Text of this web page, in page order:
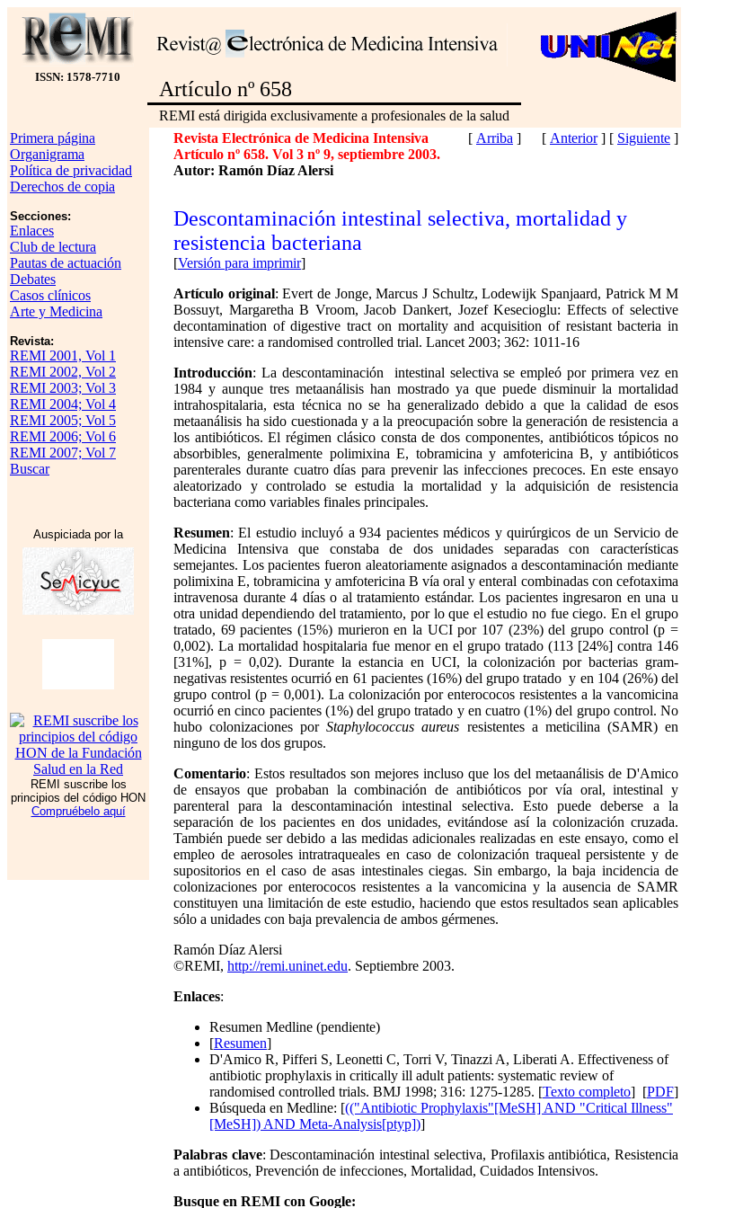
ISSN: 1578-7710
Artículo nº 658
REMI está dirigida exclusivamente a profesionales de la salud
Primera página
Organigrama
Política de privacidad
Derechos de copia
Secciones:
Enlaces
Club de lectura
Pautas de actuación
Debates
Casos clínicos
Arte y Medicina
Revista:
REMI 2001, Vol 1
REMI 2002, Vol 2
REMI 2003; Vol 3
REMI 2004; Vol 4
REMI 2005; Vol 5
REMI 2006; Vol 6
REMI 2007; Vol 7
Buscar
Auspiciada por la
REMI suscribe los
principios del código HON
Compruébelo aquí
Revista Electrónica de Medicina Intensiva
Artículo nº 658. Vol 3 nº 9, septiembre 2003.
Autor: Ramón Díaz Alersi
[ Arriba ] [ Anterior] [ Siguiente ]
Descontaminación intestinal selectiva, mortalidad y
resistencia bacteriana
[Versión para imprimir]
Artículo original: Evert de Jonge, Marcus J Schultz, Lodewijk Spanjaard, Patrick M M
Bossuyt, Margaretha B Vroom, Jacob Dankert, Jozef Kesecioglu: Effects of selective
decontamination of digestive tract on mortality and acquisition of resistant bacteria in
intensive care: a randomised controlled trial. Lancet 2003; 362: 1011-16
Introducción: La descontaminación intestinal selectiva se empleó por primera vez en
1984 y aunque tres metaanálisis han mostrado ya que puede disminuir la mortalidad
intrahospitalaria, esta técnica no se ha generalizado debido a que la calidad de esos
metaanálisis ha sido cuestionada y a la preocupación sobre la generación de resistencia a
los antibióticos. El régimen clásico consta de dos componentes, antibióticos tópicos no
absorbibles, generalmente polimixina E, tobramicina y amfotericina B, y antibióticos
parenterales durante cuatro días para prevenir las infecciones precoces. En este ensayo
aleatorizado y controlado se estudia la mortalidad y la adquisición de resistencia
bacteriana como variables finales principales.
Resumen: El estudio incluyó a 934 pacientes médicos y quirúrgicos de un Servicio de
Medicina Intensiva que constaba de dos unidades separadas con características
semejantes. Los pacientes fueron aleatoriamente asignados a descontaminación mediante
polimixina E, tobramicina y amfotericina B vía oral y enteral combinadas con cefotaxima
intravenosa durante 4 días o al tratamiento estándar. Los pacientes ingresaron en una u
otra unidad dependiendo del tratamiento, por lo que el estudio no fue ciego. En el grupo
tratado, 69 pacientes (15%) murieron en la UCI por 107 (23%) del grupo control (p =
0,002). La mortalidad hospitalaria fue menor en el grupo tratado (113 [24%] contra 146
[31%], p = 0,02). Durante la estancia en UCI, la colonización por bacterias gram-
negativas resistentes ocurrió en 61 pacientes (16%) del grupo tratado y en 104 (26%) del
grupo control (p = 0,001). La colonización por enterococos resistentes a la vancomicina
ocurrió en cinco pacientes (1%) del grupo tratado y en cuatro (1%) del grupo control. No
hubo colonizaciones porStaphylococcus aureus resistentes a meticilina (SAMR) en
ninguno de los dos grupos.
Comentario: Estos resultados son mejores incluso que los del metaanálisis de D'Amico
de ensayos que probaban la combinación de antibióticos por vía oral, intestinal y
parenteral para la descontaminación intestinal selectiva. Esto puede deberse a la
separación de los pacientes en dos unidades, evitándose así la colonización cruzada.
También puede ser debido a las medidas adicionales realizadas en este ensayo, como el
empleo de aerosoles intratraqueales en caso de colonización traqueal persistente y de
supositorios en el caso de asas intestinales ciegas. Sin embargo, la baja incidencia de
colonizaciones por enterococos resistentes a la vancomicina y la ausencia de SAMR
constituyen una limitación de este estudio, haciendo que estos resultados sean aplicables
sólo a unidades con baja prevalencia de ambos gérmenes.
Ramón Díaz Alersi
©REMI, http://remi.uninet.edu. Septiembre 2003.
Enlaces:
Resumen Medline (pendiente)
[Resumen]
D'Amico R, Pifferi S, Leonetti C, Torri V, Tinazzi A, Liberati A. Effectiveness of
antibiotic prophylaxis in critically ill adult patients: systematic review of
randomised controlled trials. BMJ 1998; 316: 1275-1285. [Texto completo] [PDF]
Búsqueda en Medline: [(("Antibiotic Prophylaxis"[MeSH] AND "Critical Illness"
[MeSH]) AND Meta-Analysis[ptyp])]
Palabras clave: Descontaminación intestinal selectiva, Profilaxis antibiótica, Resistencia
a antibióticos, Prevención de infecciones, Mortalidad, Cuidados Intensivos.
Busque en REMI con Google: